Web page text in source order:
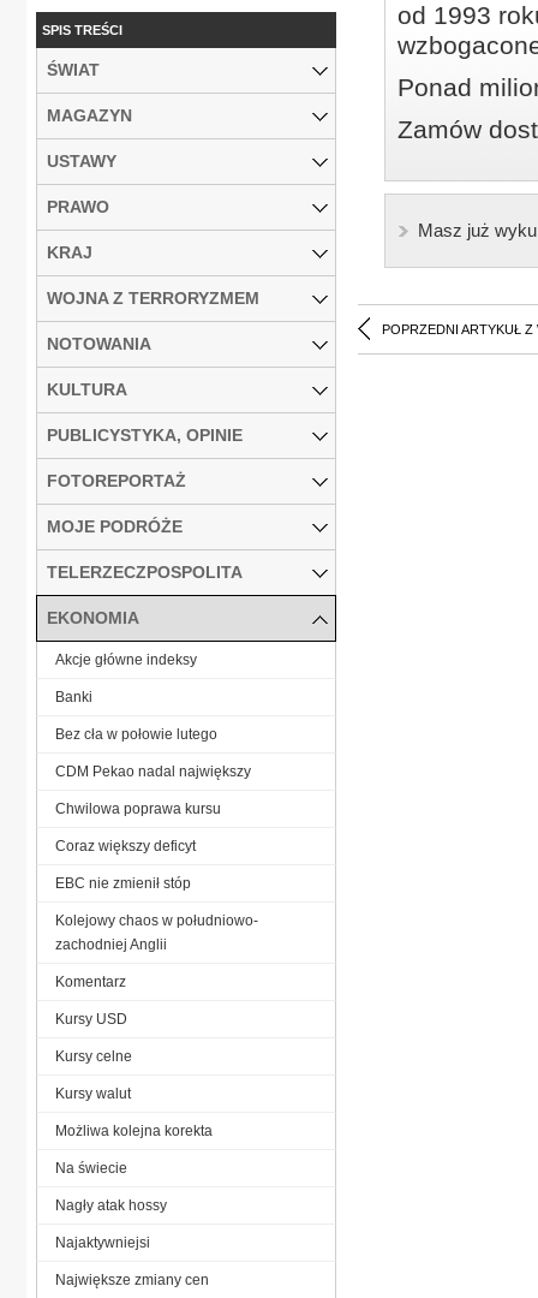
od 1993
Ponad
Zamów
Masz już
POPRZEDNI ARTYKUŁ Z
SPIS TREŚCI
ŚWIAT
MAGAZYN
USTAWY
PRAWO
KRAJ
WOJNA Z TERRORYZMEM
NOTOWANIA
KULTURA
PUBLICYSTYKA, OPINIE
FOTOREPORTAŻ
MOJE PODRÓŻE
TELERZECZPOSPOLITA
EKONOMIA
Akcje główne indeksy
Banki
Bez cła w połowie lutego
CDM Pekao nadal największy
Chwilowa poprawa kursu
Coraz większy deficyt
EBC nie zmienił stóp
Kolejowy chaos w południowo-
zachodniej Anglii
Komentarz
Kursy USD
Kursy celne
Kursy walut
Możliwa kolejna korekta
Na świecie
Nagły atak hossy
Najaktywniejsi
Największe zmiany cen